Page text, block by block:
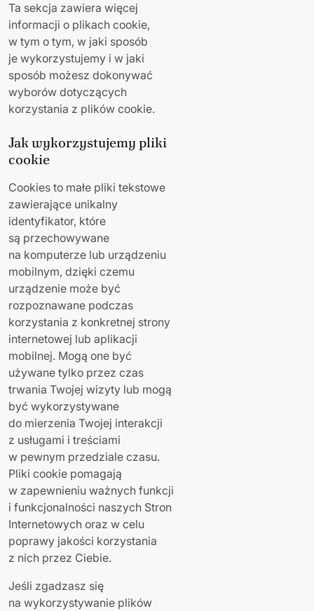
Ta sekcja zawiera więcej
informacji o plikach cookie,
w tym o tym, w jaki sposób
je wykorzystujemy i w jaki
sposób możesz dokonywać
wyborów dotyczących
korzystania z plików cookie.
Jak wykorzystujemy pliki
cookie
Cookies to małe pliki tekstowe
zawierające unikalny
identyfikator, które
są przechowywane
na komputerze lub urządzeniu
mobilnym, dzięki czemu
urządzenie może być
rozpoznawane podczas
korzystania z konkretnej strony
internetowej lub aplikacji
mobilnej. Mogą one być
używane tylko przez czas
trwania Twojej wizyty lub mogą
być wykorzystywane
do mierzenia Twojej interakcji
z usługami i treściami
w pewnym przedziale czasu.
Pliki cookie pomagają
w zapewnieniu ważnych funkcji
i funkcjonalności naszych Stron
Internetowych oraz w celu
poprawy jakości korzystania
z nich przez Ciebie.
Jeśli zgadzasz się
na wykorzystywanie plików